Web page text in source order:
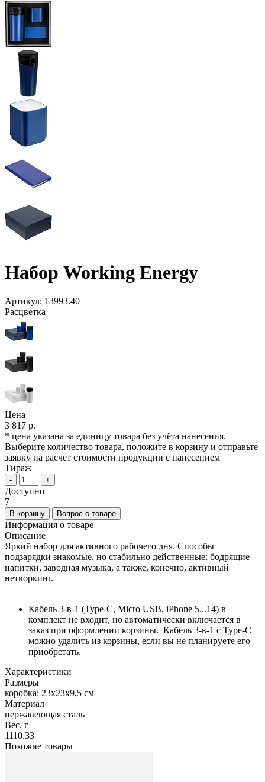
Набор Working Energy
Артикул: 13993.40
Расцветка
Цена
3 817 р.
* цена указана за единицу товара без учёта нанесения.
Выберите количество товара, положите в корзину и отправьте
заявку на расчёт стоимости продукции с нанесением
Тираж
- +
Доступно
7
В корзину Вопрос о товаре
Информация о товаре
Описание
Яркий набор для активного рабочего дня. Способы
подзарядки знакомые, но стабильно действенные: бодрящие
напитки, заводная музыка, а также, конечно, активный
нетворкинг.
Кабель 3-в-1 (Type-C, Micro USB, iPhone 5...14) в
комплект не входит, но автоматически включается в
заказ при оформлении корзины. Кабель 3-в-1 c Type-C
можно удалить из корзины, если вы не планируете его
приобретать.
Характеристики
Размеры
коробка: 23х23х9,5 см
Материал
нержавеющая сталь
Вес, г
1110.33
Похожие товары